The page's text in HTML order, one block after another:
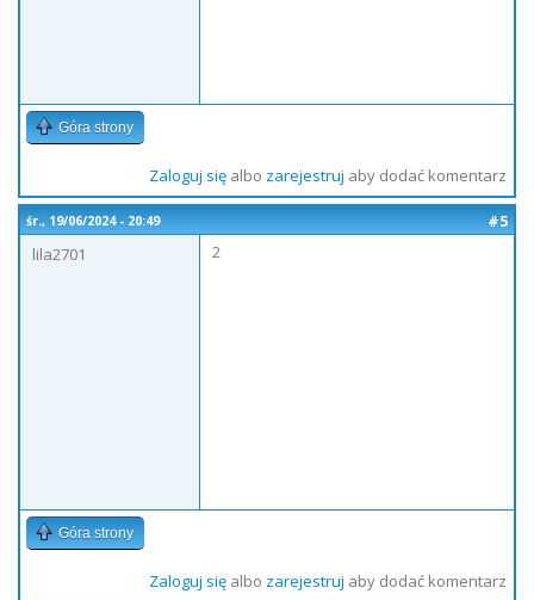
Góra strony
Zaloguj sięalbo zarejestruj aby dodać komentarz
śr., 19/06/2024 - 20:49
#5
lila2701
2
Góra strony
Zaloguj sięalbo zarejestruj aby dodać komentarz